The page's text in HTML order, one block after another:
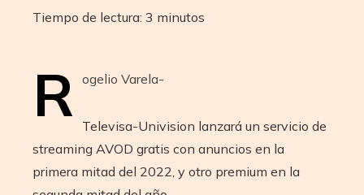
Tiempo de lectura: 3 minutos
R ogelio Varela-
Televisa-Univision lanzará un servicio de
streaming AVOD gratis con anuncios en la
primera mitad del 2022, y otro premium en la